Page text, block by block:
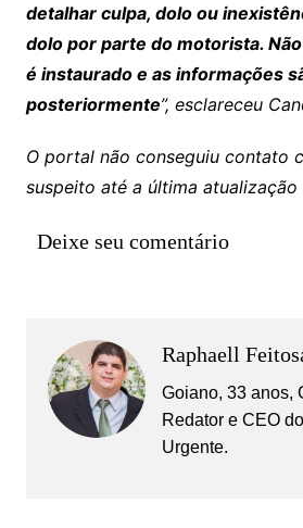
detalhar culpa, dolo ou
dolo por parte do motorista.
é instaurado e as informações
posteriormente”, esclareceu
O portal não conseguiu contato
suspeito até a última
Deixe seu comentário
Raphaell
Goiano, 33 anos,
Redator e CEO
Urgente.